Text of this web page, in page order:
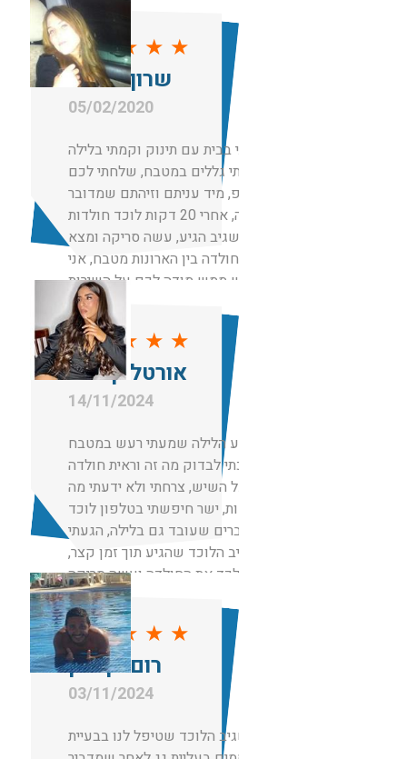
אין מילים מקצוען
★★★ ★ ★
שרון סויסה
05/02/2020
הייתי בבית עם תינוק וקמתי בלילה
וראיתי גללים במטבח, שלחתי לכם
ווצאפ, מיד עניתם וזיהתם שמדובר
בחולדה, אחרי 20 דקות לוכד חולדות
בשם שגיב הגיע, עשה סריקה ומצא
את החולדה בין הארונות מטבח, אני
ממש ממש מודה לכם על השירות
אנשים ישרים גם לא גבו מחיר מופרז
כמו אחרים שהציעו לי מחירים לא
הגיוניים
★★★ ★ ★
אורטל קימחי
14/11/2024
באמצע הלילה שמעתי רעש במטבח
הלכתי לבדוק מה זה וראית חולדה
ענקית על השיש, צרחתי ולא ידעתי מה
לעשות, ישר חיפשתי בטלפון לוכד
עכברים שעובד גם בלילה, הגעתי
לשגיב הלוכד שהגיע תוך זמן קצר,
ממש לכד את החולדה ועשה סריקה
מקיפה והשאיר לי 2 מלכודות למקרה
ויש עוד והכל נעשה בחיוך ובמחיר
★★★ ★ ★
רום בן כהן
03/11/2024
תודה לשגיב הלוכד שטיפל לנו בבעיית